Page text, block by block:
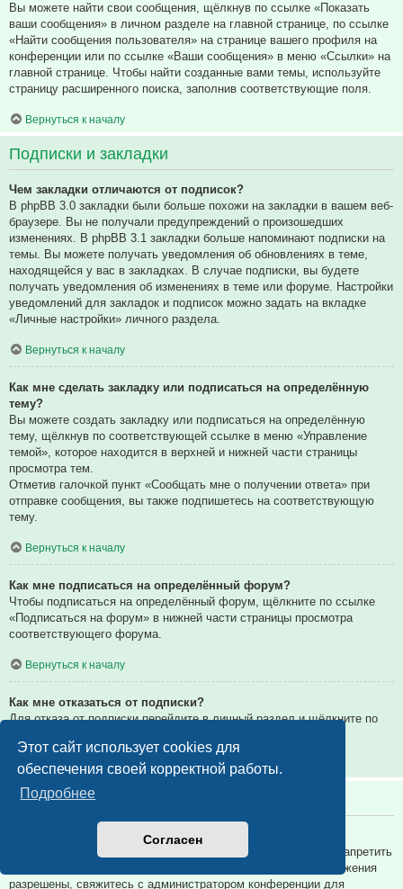
Этот сайт использует cookies для
обеспечения своей корректной работы.
Подробнее
Согласен
Вы можете найти свои сообщения, щёлкнув по ссылке «Показать
ваши сообщения» в личном разделе на главной странице, по ссылке
«Найти сообщения пользователя» на странице вашего профиля на
конференции или по ссылке «Ваши сообщения» в меню «Ссылки» на
главной странице. Чтобы найти созданные вами темы, используйте
страницу расширенного поиска, заполнив соответствующие поля.
Вернуться к началу
Подписки и закладки
Чем закладки отличаются от подписок?
В phpBB 3.0 закладки были больше похожи на закладки в вашем веб-
браузере. Вы не получали предупреждений о произошедших
изменениях. В phpBB 3.1 закладки больше напоминают подписки на
темы. Вы можете получать уведомления об обновлениях в теме,
находящейся у вас в закладках. В случае подписки, вы будете
получать уведомления об изменениях в теме или форуме. Настройки
уведомлений для закладок и подписок можно задать на вкладке
«Личные настройки» личного раздела.
Вернуться к началу
Как мне сделать закладку или подписаться на определённую
тему?
Вы можете создать закладку или подписаться на определённую
тему, щёлкнув по соответствующей ссылке в меню «Управление
темой», которое находится в верхней и нижней части страницы
просмотра тем.
Отметив галочкой пункт «Сообщать мне о получении ответа» при
отправке сообщения, вы также подпишетесь на соответствующую
тему.
Вернуться к началу
Как мне подписаться на определённый форум?
Чтобы подписаться на определённый форум, щёлкните по ссылке
«Подписаться на форум» в нижней части страницы просмотра
соответствующего форума.
Вернуться к началу
Как мне отказаться от подписки?
Для отказа от подписки перейдите в личный раздел и щёлкните по
Вернуться к началу
Вложения
Какие вложения разрешены на этой конференции?
Администратор каждой конференции может разрешить или запретить
определённые типы вложений. Если вы не знаете, какие вложения
разрешены, свяжитесь с администратором конференции для